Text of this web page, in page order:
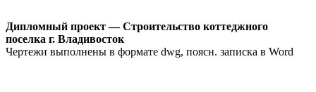
Дипломный проект — Строительство коттеджного
поселка г. Владивосток
Чертежи выполнены в формате dwg, поясн. записка в Word